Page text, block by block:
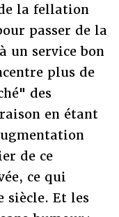
la fellation
passer de la
un service bon
plus de
des
en étant
de ce
ce qui
siècle. Et les